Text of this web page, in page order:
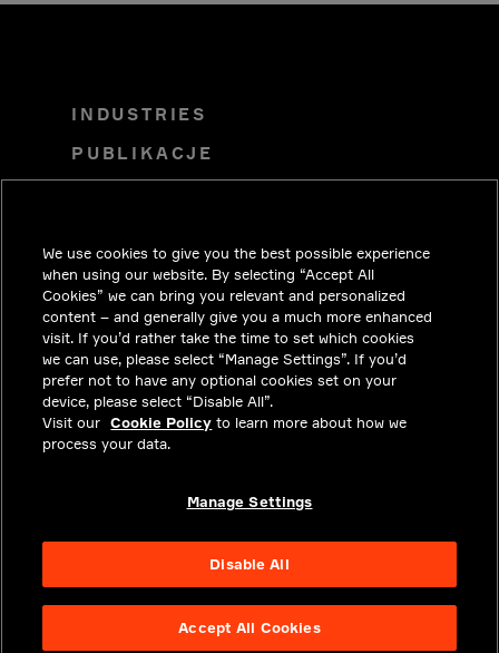
INDUSTRIES
PUBLIKACJE
INWESTORZY
MEDIA
KONTAKT
PRYWATNOŚĆ
INFORMACJE PRAWNE I
ZGODNOŚĆ Z PRZEPISAMI
We use cookies to give you the best possible experience
when using our website. By selecting “Accept All
Cookies” we can bring you relevant and personalized
content – and generally give you a much more enhanced
visit. If you’d rather take the time to set which cookies
we can use, please select “Manage Settings”. If you’d
prefer not to have any optional cookies set on your
device, please select “Disable All”.
Visit our Cookie Policy to learn more about how we
process your data.
Manage Settings
Disable All
Accept All Cookies